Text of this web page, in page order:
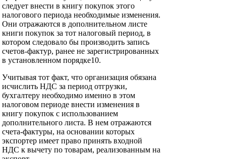
следует внести в книгу покупок этого
налогового периода необходимые изменения.
Они отражаются в дополнительном листе
книги покупок за тот налоговый период, в
котором следовало бы производить запись
счетов-фактур, ранее не зарегистрированных
в установленном порядке10.
Учитывая тот факт, что организация обязана
исчислить НДС за период отгрузки,
бухгалтеру необходимо именно в этом
налоговом периоде внести изменения в
книгу покупок с использованием
дополнительного листа. В нем отражаются
счета-фактуры, на основании которых
экспортер имеет право принять входной
НДС к вычету по товарам, реализованным на